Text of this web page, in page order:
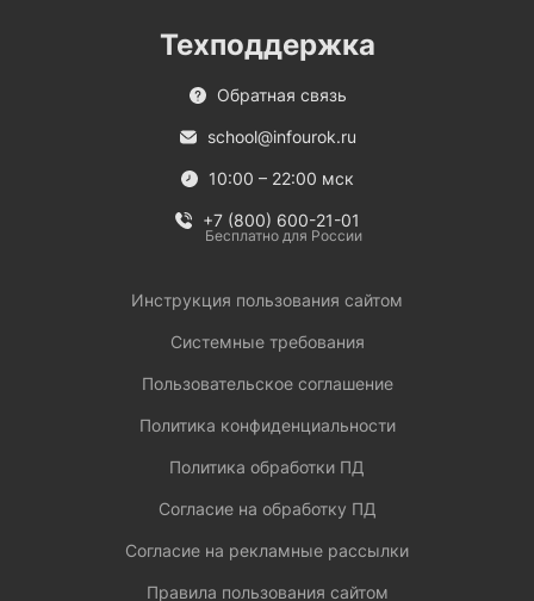
Техподдержка
Обратная связь
school@infourok.ru
10:00 – 22:00 мск
+7 (800) 600-21-01
Бесплатно для России
Инструкция пользования сайтом
Системные требования
Пользовательское соглашение
Политика конфиденциальности
Политика обработки ПД
Согласие на обработку ПД
Согласие на рекламные рассылки
Правила пользования сайтом